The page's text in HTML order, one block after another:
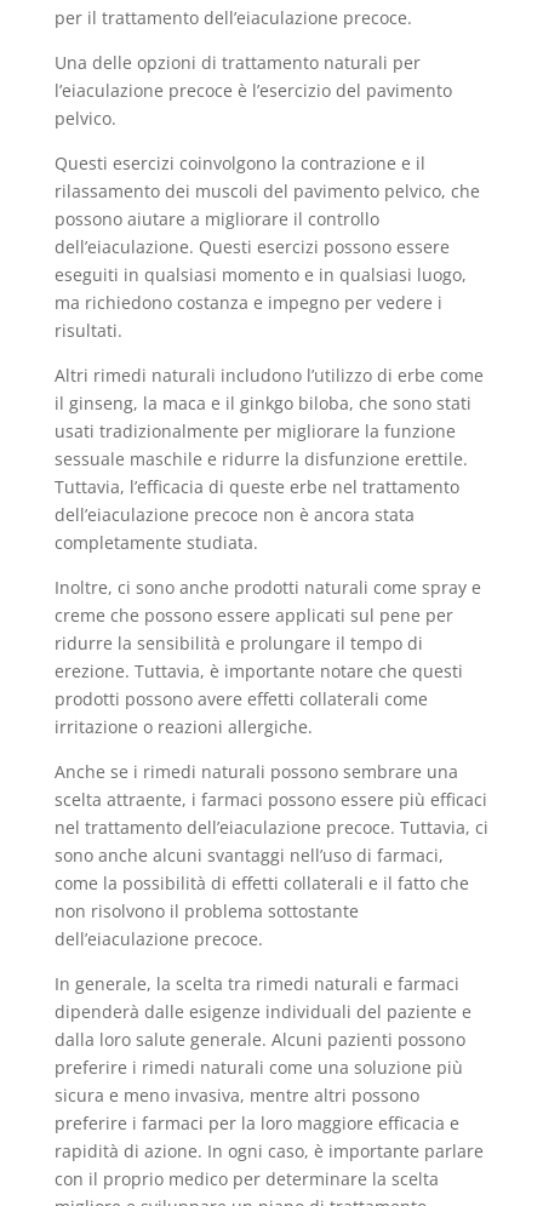
per il trattamento dell’eiaculazione precoce.
Una delle opzioni di trattamento naturali per
l’eiaculazione precoce è l’esercizio del pavimento
pelvico.
Questi esercizi coinvolgono la contrazione e il
rilassamento dei muscoli del pavimento pelvico, che
possono aiutare a migliorare il controllo
dell’eiaculazione. Questi esercizi possono essere
eseguiti in qualsiasi momento e in qualsiasi luogo,
ma richiedono costanza e impegno per vedere i
risultati.
Altri rimedi naturali includono l’utilizzo di erbe come
il ginseng, la maca e il ginkgo biloba, che sono stati
usati tradizionalmente per migliorare la funzione
sessuale maschile e ridurre la disfunzione erettile.
Tuttavia, l’efficacia di queste erbe nel trattamento
dell’eiaculazione precoce non è ancora stata
completamente studiata.
Inoltre, ci sono anche prodotti naturali come spray e
creme che possono essere applicati sul pene per
ridurre la sensibilità e prolungare il tempo di
erezione. Tuttavia, è importante notare che questi
prodotti possono avere effetti collaterali come
irritazione o reazioni allergiche.
Anche se i rimedi naturali possono sembrare una
scelta attraente, i farmaci possono essere più efficaci
nel trattamento dell’eiaculazione precoce. Tuttavia, ci
sono anche alcuni svantaggi nell’uso di farmaci,
come la possibilità di effetti collaterali e il fatto che
non risolvono il problema sottostante
dell’eiaculazione precoce.
In generale, la scelta tra rimedi naturali e farmaci
dipenderà dalle esigenze individuali del paziente e
dalla loro salute generale. Alcuni pazienti possono
preferire i rimedi naturali come una soluzione più
sicura e meno invasiva, mentre altri possono
preferire i farmaci per la loro maggiore efficacia e
rapidità di azione. In ogni caso, è importante parlare
con il proprio medico per determinare la scelta